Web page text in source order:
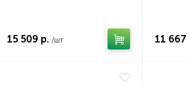
15 509 р. /шт 11 667